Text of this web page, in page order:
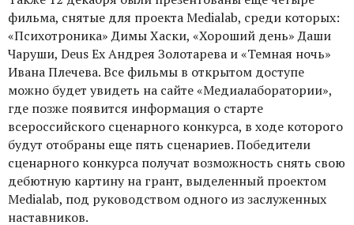
фильма, снятые для проекта Medialab, среди которых:
«Психотроника» Димы Хаски, «Хороший день» Даши
Чаруши, Deus Ex Андрея Золотарева и «Темная ночь»
Ивана Плечева. Все фильмы в открытом доступе
можно будет увидеть на сайте «Медиалаборатории»,
где позже появится информация о старте
всероссийского сценарного конкурса, в ходе которого
будут отобраны еще пять сценариев. Победители
сценарного конкурса получат возможность снять свою
дебютную картину на грант, выделенный проектом
Medialab, под руководством одного из заслуженных
наставников.